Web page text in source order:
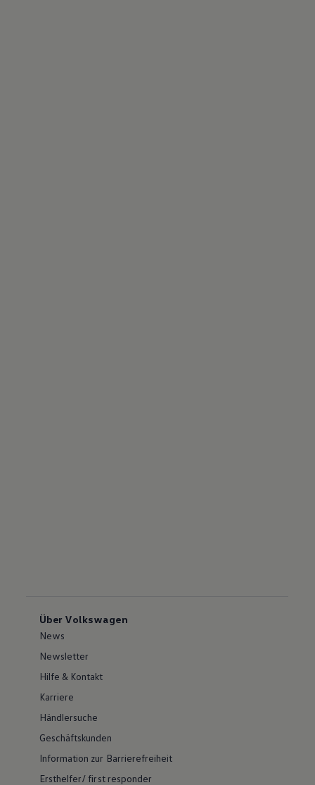
Über Volkswagen
News
Newsletter
Hilfe & Kontakt
Karriere
Händlersuche
Geschäftskunden
Information zur Barrierefreiheit
Ersthelfer/ first responder